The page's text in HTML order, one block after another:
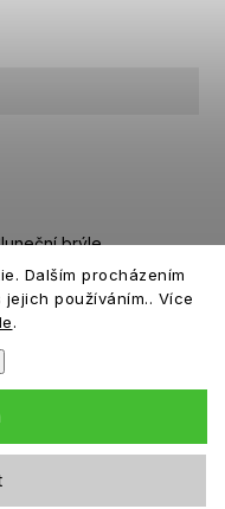
Dalším procházením
používáním.. Více
.
brýle
čočky
práva vyhrazena.